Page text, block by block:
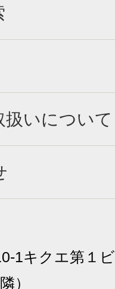
扱いについて
1キクエ第１
）